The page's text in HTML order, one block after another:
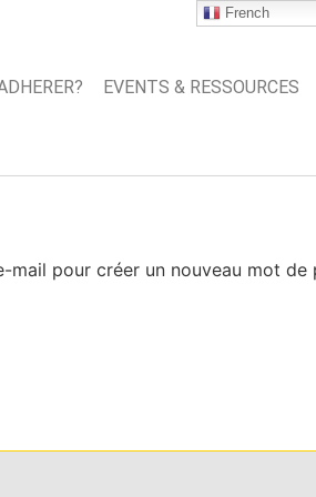
EVENTS & RESSOURCES
pour créer un nouveau mot de
French